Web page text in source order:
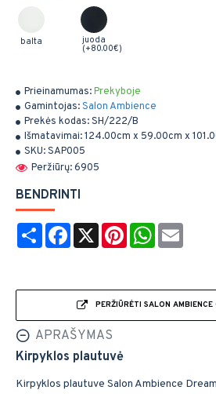
Prieinamumas:Prekyboje
Gamintojas:Salon Ambience
Prekės kodas:SH/222/B
Išmatavimai:124.00cm x 59.00cm x
SKU:SAP005
Peržiūrų: 6905
balta juoda
(+80.00€)
BENDRINTI
Share Facebook
X PinterestWhatsApp
PERŽIŪRĖTI SALON AMBIENCE
APRAŠYMAS
Kirpyklos plautuvė
Kirpyklos plautuve Salon Ambience